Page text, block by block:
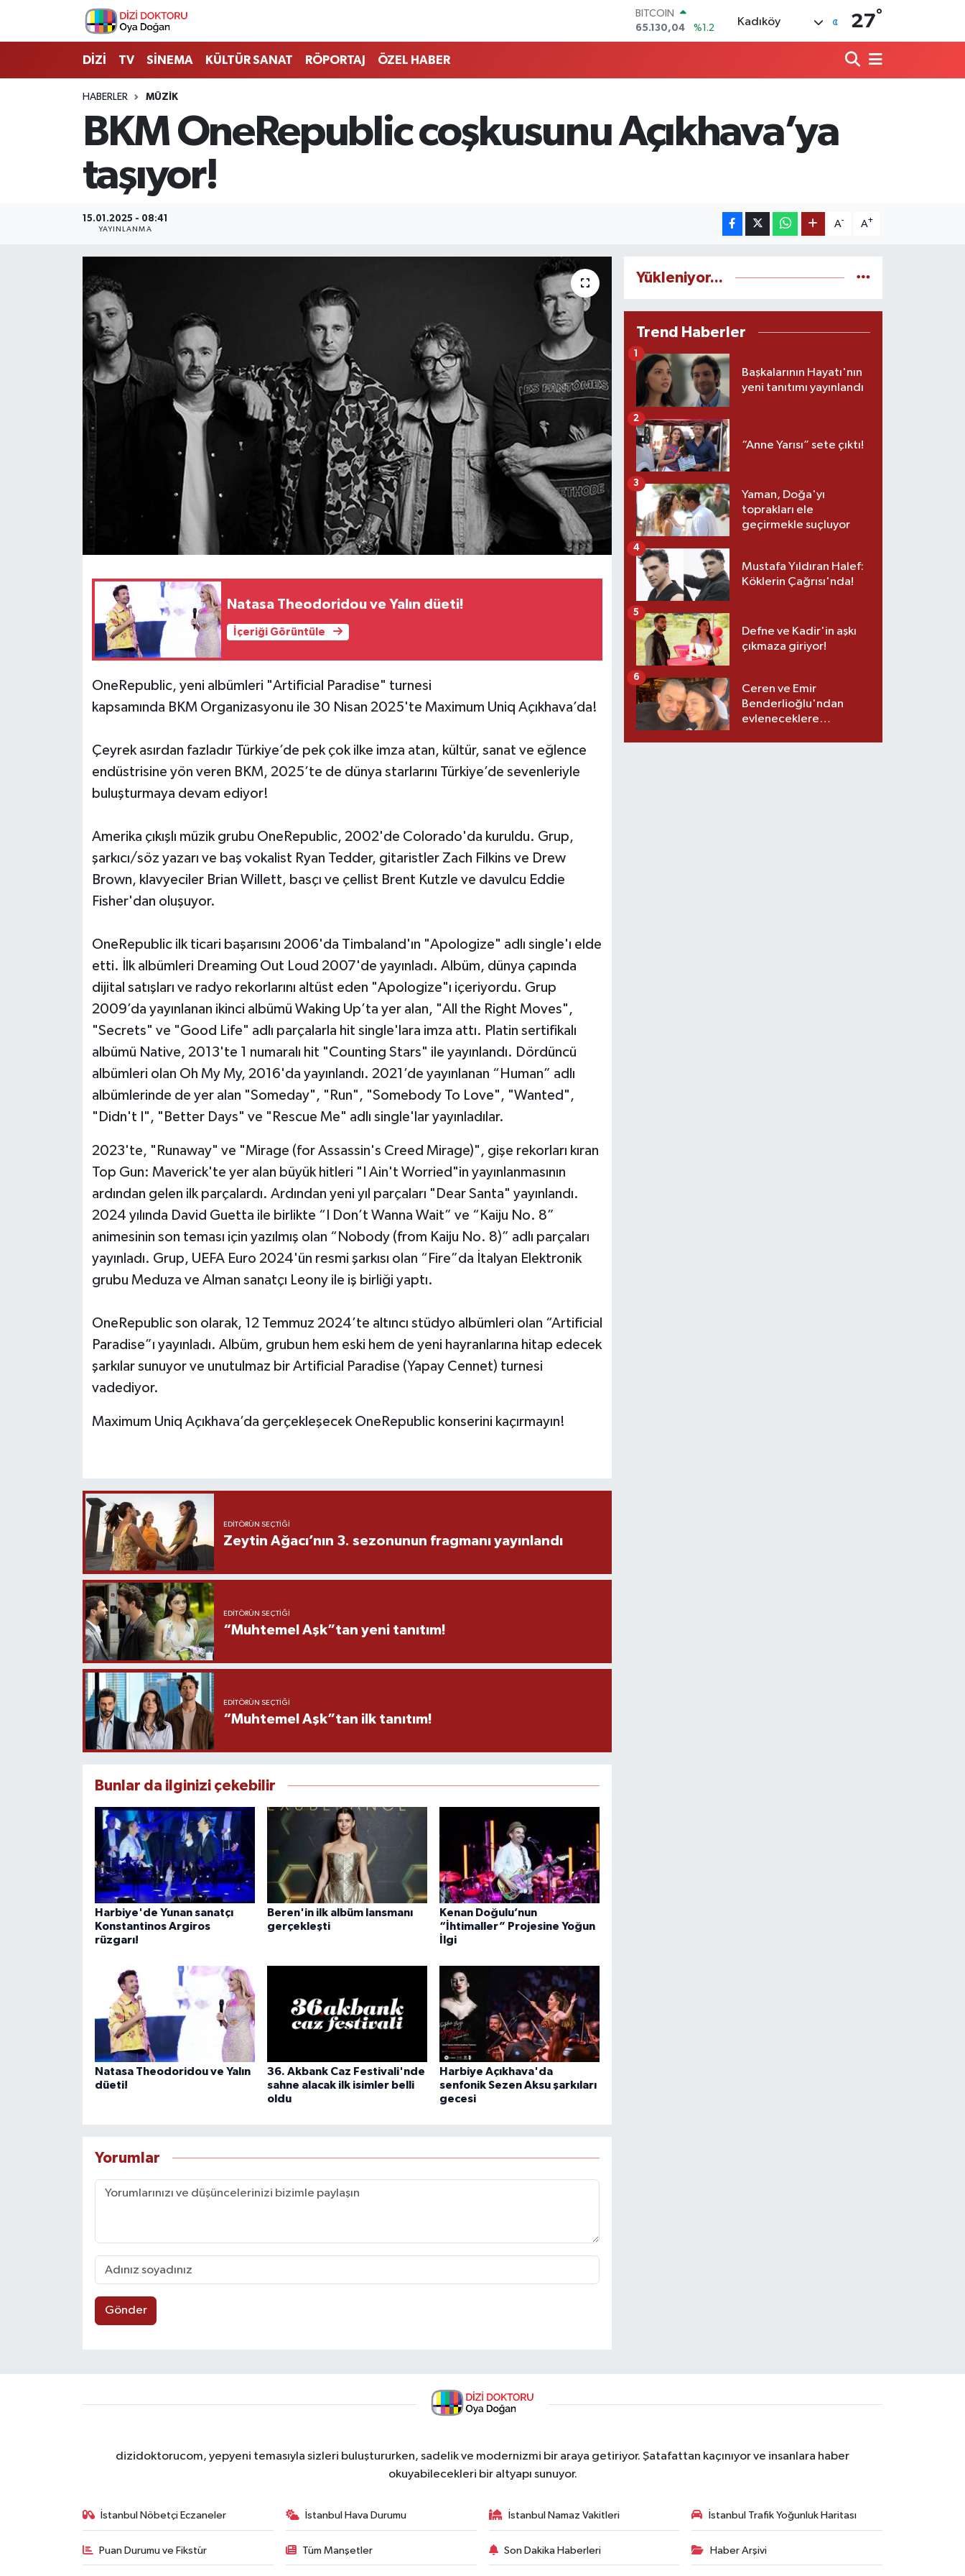
BITCOIN
65.130,04
%1.2
DOLAR
GRAM ALTIN
6648.99
%2.59
BİST100
Kadıköy 27°
DİZİ TV SİNEMA KÜLTÜR SANAT RÖPORTAJ ÖZEL HABER
HABERLER MÜZİK
BKM OneRepublic coşkusunu Açıkhava’ya
taşıyor!
15.01.2025 - 08:41
YAYINLANMA
A- A+
Natasa Theodoridou ve Yalın düeti!
İçeriği Görüntüle
OneRepublic, yeni albümleri "Artificial Paradise" turnesi
kapsamında BKM Organizasyonu ile 30 Nisan 2025'te Maximum Uniq Açıkhava’da!
Çeyrek asırdan fazladır Türkiye’de pek çok ilke imza atan, kültür, sanat ve eğlence
endüstrisine yön veren BKM, 2025’te de dünya starlarını Türkiye’de sevenleriyle
buluşturmaya devam ediyor!
Amerika çıkışlı müzik grubu OneRepublic, 2002'de Colorado'da kuruldu. Grup,
şarkıcı/söz yazarı ve baş vokalist Ryan Tedder, gitaristler Zach Filkins ve Drew
Brown, klavyeciler Brian Willett, basçı ve çellist Brent Kutzle ve davulcu Eddie
Fisher'dan oluşuyor.
OneRepublic ilk ticari başarısını 2006'da Timbaland'ın "Apologize" adlı single'ı elde
etti. İlk albümleri Dreaming Out Loud 2007'de yayınladı. Albüm, dünya çapında
dijital satışları ve radyo rekorlarını altüst eden "Apologize"ı içeriyordu. Grup
2009’da yayınlanan ikinci albümü Waking Up’ta yer alan, "All the Right Moves",
"Secrets" ve "Good Life" adlı parçalarla hit single'lara imza attı. Platin sertifikalı
albümü Native, 2013'te 1 numaralı hit "Counting Stars" ile yayınlandı. Dördüncü
albümleri olan Oh My My, 2016'da yayınlandı. 2021’de yayınlanan “Human” adlı
albümlerinde de yer alan "Someday", "Run", "Somebody To Love", "Wanted",
"Didn't I", "Better Days" ve "Rescue Me" adlı single'lar yayınladılar.
2023'te, "Runaway" ve "Mirage (for Assassin's Creed Mirage)", gişe rekorları kıran
Top Gun: Maverick'te yer alan büyük hitleri "I Ain't Worried"in yayınlanmasının
ardından gelen ilk parçalardı. Ardından yeni yıl parçaları "Dear Santa" yayınlandı.
2024 yılında David Guetta ile birlikte “I Don’t Wanna Wait” ve “Kaiju No. 8”
animesinin son teması için yazılmış olan “Nobody (from Kaiju No. 8)” adlı parçaları
yayınladı. Grup, UEFA Euro 2024'ün resmi şarkısı olan “Fire”da İtalyan Elektronik
grubu Meduza ve Alman sanatçı Leony ile iş birliği yaptı.
OneRepublic son olarak, 12 Temmuz 2024’te altıncı stüdyo albümleri olan “Artificial
Paradise”ı yayınladı. Albüm, grubun hem eski hem de yeni hayranlarına hitap edecek
şarkılar sunuyor ve unutulmaz bir Artificial Paradise (Yapay Cennet) turnesi
vadediyor.
Maximum Uniq Açıkhava’da gerçekleşecek OneRepublic konserini kaçırmayın!
EDITÖRÜN SEÇTIĞI
Zeytin Ağacı’nın 3. sezonunun fragmanı yayınlandı
EDITÖRÜN SEÇTIĞI
“Muhtemel Aşk”tan yeni tanıtım!
EDITÖRÜN SEÇTIĞI
“Muhtemel Aşk”tan ilk tanıtım!
Bunlar da ilginizi çekebilir
Harbiye'de Yunan sanatçı
Konstantinos Argiros
rüzgarı!
Beren'in ilk albüm lansmanı
gerçekleşti
Kenan Doğulu’nun
“İhtimaller” Projesine Yoğun
İlgi
Natasa Theodoridou ve Yalın
düeti!
36. Akbank Caz Festivali'nde
sahne alacak ilk isimler belli
oldu
Harbiye Açıkhava'da
senfonik Sezen Aksu şarkıları
gecesi
Yorumlar
Gönder
Yükleniyor...
Trend Haberler
Başkalarının Hayatı'nın
yeni tanıtımı yayınlandı
1
“Anne Yarısı” sete çıktı!
2
Yaman, Doğa'yı
toprakları ele
geçirmekle suçluyor
3
Mustafa Yıldıran Halef:
Köklerin Çağrısı'nda!
4
Defne ve Kadir'in aşkı
çıkmaza giriyor!
5
Ceren ve Emir
Benderlioğlu'ndan
evleneceklere
6
dizidoktorucom, yepyeni temasıyla sizleri buluştururken, sadelik ve modernizmi bir araya getiriyor. Şatafattan kaçınıyor ve insanlara haber
okuyabilecekleri bir altyapı sunuyor.
İstanbul Nöbetçi Eczaneler İstanbul Hava Durumu İstanbul Namaz Vakitleri İstanbul Trafik Yoğunluk Haritası
Puan Durumu ve Fikstür Tüm Manşetler Son Dakika Haberleri Haber Arşivi
İstanbul Nöbetçi Eczaneler
İstanbul Hava Durumu
İstanbul Namaz Vakitleri
İstanbul Trafik Yoğunluk Haritası
Son Dakika Haberleri
Haber Arşivi